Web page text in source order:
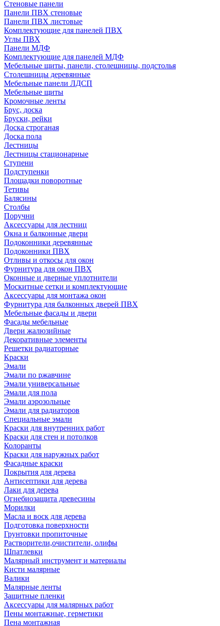
Стеновые панели
Панели ПВХ стеновые
Панели ПВХ листовые
Комплектующие для панелей ПВХ
Углы ПВХ
Панели МДФ
Комплектующие для панелей МДФ
Мебельные щиты, панели, столешницы, подстолья
Столешницы деревянные
Мебельные панели ЛДСП
Мебельные щиты
Кромочные ленты
Брус, доска
Бруски, рейки
Доска строганая
Доска пола
Лестницы
Лестницы стационарные
Ступени
Подступенки
Площадки поворотные
Тетивы
Балясины
Столбы
Поручни
Аксессуары для лестниц
Окна и балконные двери
Подоконники деревянные
Подоконники ПВХ
Отливы и откосы для окон
Фурнитура для окон ПВХ
Оконные и дверные уплотнители
Москитные сетки и комплектующие
Аксессуары для монтажа окон
Фурнитура для балконных дверей ПВХ
Мебельные фасады и двери
Фасады мебельные
Двери жалюзийные
Декоративные элементы
Решетки радиаторные
Краски
Эмали
Эмали по ржавчине
Эмали универсальные
Эмали для пола
Эмали аэрозольные
Эмали для радиаторов
Специальные эмали
Краски для внутренних работ
Краски для стен и потолков
Колоранты
Краски для наружных работ
Фасадные краски
Покрытия для дерева
Антисептики для дерева
Лаки для дерева
Огнебиозащита древесины
Морилки
Масла и воск для дерева
Подготовка поверхности
Грунтовки пропиточные
Растворители,очистители, олифы
Шпатлевки
Малярный инструмент и материалы
Кисти малярные
Валики
Малярные ленты
Защитные пленки
Аксессуары для малярных работ
Пены монтажные, герметики
Пена монтажная